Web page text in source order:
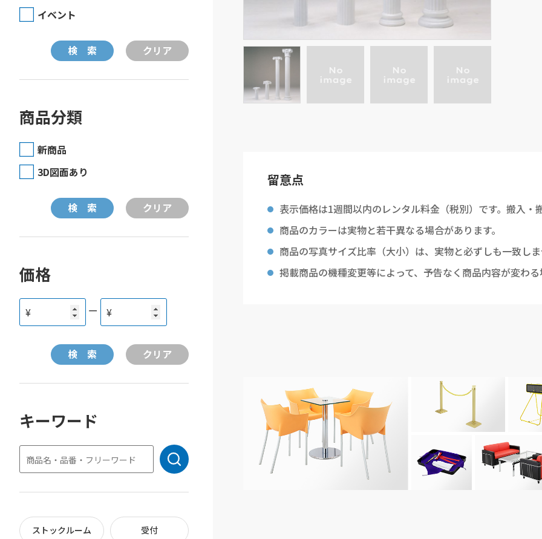
イベント
商品分類
新商品
3D図面あり
価格
¥ ー ¥
キーワード
ストックルーム 受付
留意点
表示価格は1週間以内のレンタル料金（税別）です。搬入・
商品のカラーは実物と若干異なる場合があります。
商品の写真サイズ比率（大小）は、実物と必ずしも一致し
掲載商品の機種変更等によって、予告なく商品内容が変わ